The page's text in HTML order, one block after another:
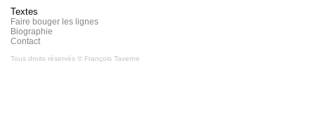
Textes
Faire bouger les lignes
Biographie
Contact
Tous droits réservés © François Taverne